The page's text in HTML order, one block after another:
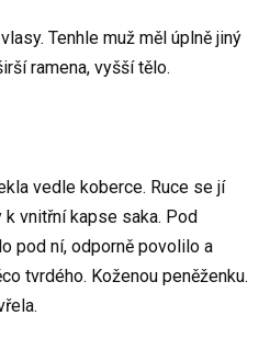
Tenhle muž měl úplně jiný
ramena, vyšší tělo.
vedle koberce. Ruce se jí
vnitřní kapse saka. Pod
pod ní, odporně povolilo a
tvrdého. Koženou peněženku.